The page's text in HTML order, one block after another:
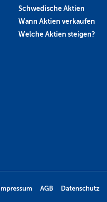
Schwedische Aktien
Wann Aktien verkaufen
Welche Aktien steigen?
Impressum AGB Datenschutz